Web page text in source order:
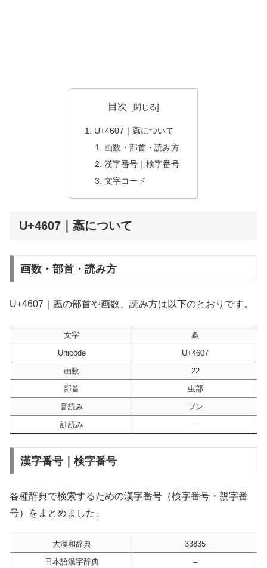
目次
U+4607｜䘇について
画数・部首・読み方
漢字番号｜検字番号
文字コード
U+4607｜䘇について
画数・部首・読み方
U+4607｜䘇の部首や画数、読み方は以下のとおりです。
文字
䘇
Unicode
U+4607
画数
22
部首
虫部
音読み
ブン
訓読み
–
漢字番号｜検字番号
各種辞典で検索するための漢字番号（検字番号・親字番
号）をまとめました。
大漢和辞典
33835
日本語漢字辞典
–